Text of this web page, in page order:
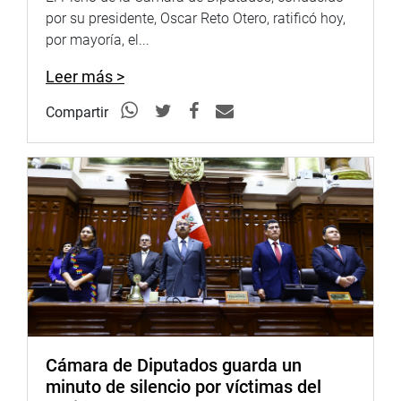
-Política de comercio exterior para la ampliación de
mercados con reciprocidad
Objetivo 4: Estado eficiente, transparente y
descentralizado
-Afirmación de un estado eficiente y transparente
-Cautela de la institucionalidad de las fuerzas armadas y
su servicio a la democracia
-Promoción de la ética y la transparencia, y erradicación
de la corrupción, el lavado de dinero, la evasión tributaria
y el contrabando en todas sus formas
-Erradicación de la producción, el tráfico y el consumo
ilegal de drogas.
-Plena vigencia de la constitución y de los derechos
humanos y acceso a la justicia e independencia judicial.
-Acceso a la información, libertad de expresión y libertad
de prensa
por su presidente, Oscar Reto Otero, ratificó hoy,
por mayoría, el...
Leer más >
Compartir
Cámara de Diputados guarda un
minuto de silencio por víctimas del